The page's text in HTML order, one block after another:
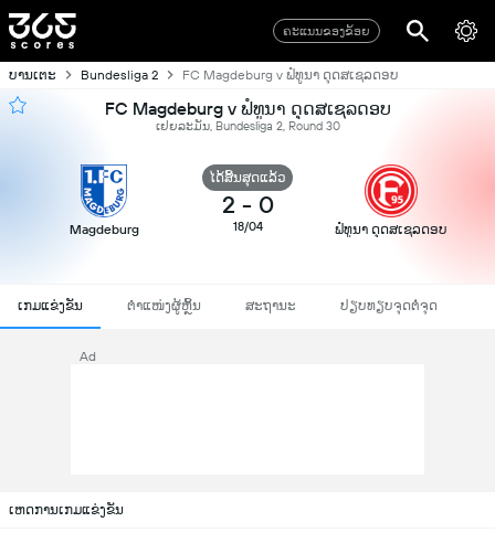
ຄະແນນຂອງຂ້ອຍ
ບານເຕະ Bundesliga 2 FC Magdeburg v ຟໍທູນາ ດຸດສເຊລດອບ
FC Magdeburg v ຟໍທູນາ ດຸດສເຊລດອບ
ເຢຍລະມັນ, Bundesliga 2, Round 30
Magdeburg
ໄດ້ສິ້ນສຸດແລ້ວ
2 - 0
18/04 ຟໍທູນາ ດຸດສເຊລດອບ
ເກມແຂ່ງຂັນ ຕຳແໜ່ງຜູ້ຫຼິ້ນ ສະຖານະ ປຽບທຽບຈຸດຕໍ່ຈຸດ
Ad
ເຫດການເກມແຂ່ງຂັນ